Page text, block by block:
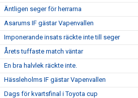
Äntligen seger för herrarna
Asarums IF gästar Vapenvallen
Imponerande insats räckte inte till seger
Årets tuffaste match väntar
En bra halvlek räckte inte.
Hässleholms IF gästar Vapenvallen
Dags för kvartsfinal i Toyota cup